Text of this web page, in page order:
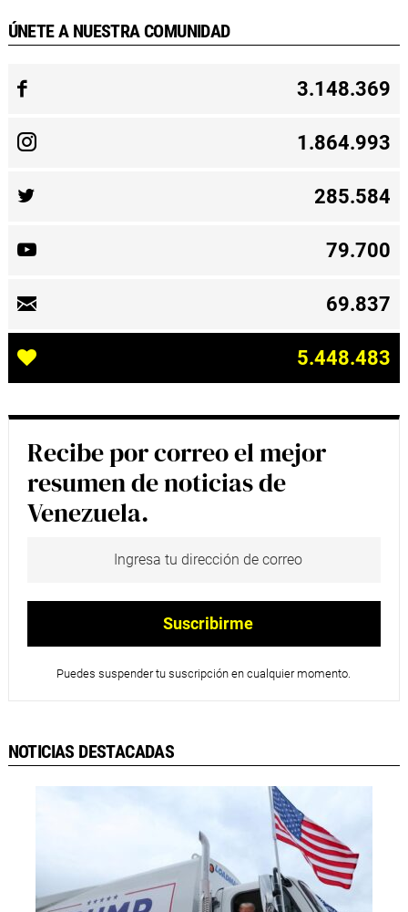
ÚNETE A NUESTRA COMUNIDAD
3.148.369
1.864.993
285.584
79.700
69.837
5.448.483
Recibe por correo el mejor
resumen de noticias de
Venezuela.
Puedes suspender tu suscripción en cualquier momento.
NOTICIAS DESTACADAS